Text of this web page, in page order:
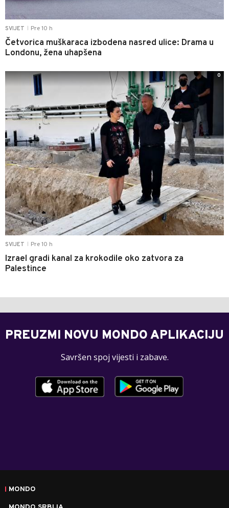
SVIJET Pre 10 h
Četvorica muškaraca izbodena nasred ulice: Drama u
Londonu, žena uhapšena
SVIJET Pre 10 h
Izrael gradi kanal za krokodile oko zatvora za
Palestince
0
PREUZMI NOVU MONDO APLIKACIJU
Savršen spoj vijesti i zabave.
MONDO